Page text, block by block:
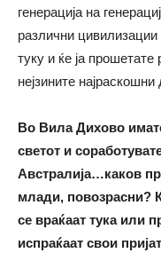
генерација на
различни
туку и ќе ја
нејзините
Во Вила Дихово
светот и
Австралија…каков
млади, повозрасни?
се враќаат тука или
испраќаат свои